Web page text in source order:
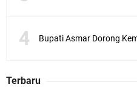
Terbaru